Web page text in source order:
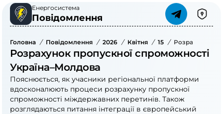
Енергосистема
Повідомлення
Головна / Повідомлення / 2026 / Квітня / 15 / Розрахунок
Розрахунок пропускної спроможності
Україна–Молдова
Пояснюється, як учасники регіональної платформи
вдосконалюють процеси розрахунку пропускної
спроможності міждержавних перетинів. Також
розглядаються питання інтеграції в європейський